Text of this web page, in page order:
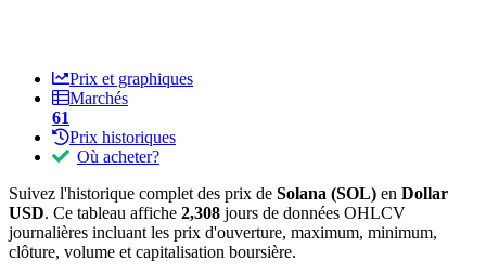
Prix et graphiques
Marchés
61
Prix historiques
Où acheter?
Suivez l'historique complet des prix de Solana (SOL) en Dollar
USD. Ce tableau affiche 2,308 jours de données OHLCV
journalières incluant les prix d'ouverture, maximum, minimum,
clôture, volume et capitalisation boursière.